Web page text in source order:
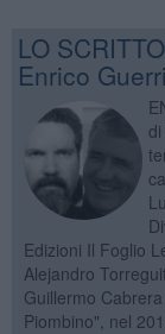
LO
Enrico
Edizioni Il Foglio
Alejandro
Guillermo
Piombino", nel